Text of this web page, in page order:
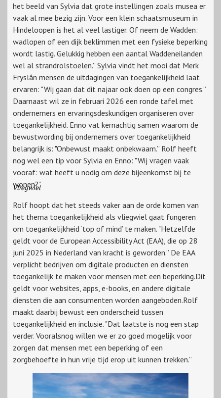
het beeld van Sylvia dat grote instellingen zoals musea er
vaak al mee bezig zijn. Voor een klein schaatsmuseum in
Hindeloopen is het al veel lastiger. Of neem de Wadden:
wadlopen of een dijk beklimmen met een fysieke beperking
wordt lastig. Gelukkig hebben een aantal Waddeneilanden
wel al strandrolstoelen.” Sylvia vindt het mooi dat Merk
Fryslân mensen de uitdagingen van toegankelijkheid laat
ervaren: "Wij gaan dat dit najaar ook doen op een congres.”
Daarnaast wil ze in februari 2026 een ronde tafel met
ondernemers en ervaringsdeskundigen organiseren over
toegankelijkheid. Enno vat kernachtig samen waarom de
bewustwording bij ondernemers over toegankelijkheid
belangrijk is: "Onbewust maakt onbekwaam.” Rolf heeft
nog wel een tip voor Sylvia en Enno: "Wij vragen vaak
vooraf: wat heeft u nodig om deze bijeenkomst bij te
wonen?”
Vliegwiel
Rolf hoopt dat het steeds vaker aan de orde komen van
het thema toegankelijkheid als vliegwiel gaat fungeren
om toegankelijkheid ‘top of mind’ te maken. "Hetzelfde
geldt voor de European Accessibility Act (EAA), die op 28
juni 2025 in Nederland van kracht is geworden.” De EAA
verplicht bedrijven om digitale producten en diensten
toegankelijk te maken voor mensen met een beperking.Dit
geldt voor websites, apps, e-books, en andere digitale
diensten die aan consumenten worden aangeboden.Rolf
maakt daarbij bewust een onderscheid tussen
toegankelijkheid en inclusie. "Dat laatste is nog een stap
verder. Vooralsnog willen we er zo goed mogelijk voor
zorgen dat mensen met een beperking of een
zorgbehoefte in hun vrije tijd erop uit kunnen trekken.”